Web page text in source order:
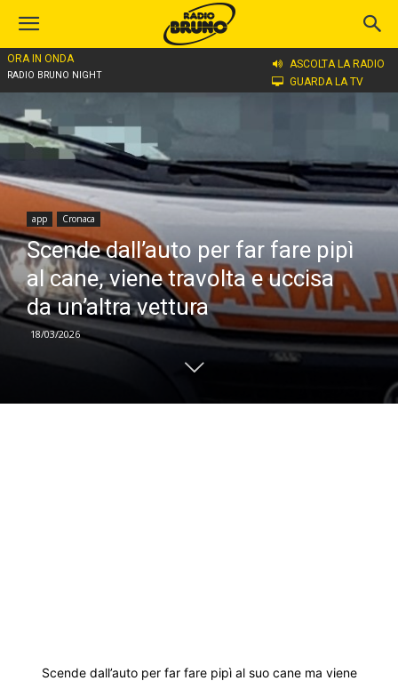
ORA IN ONDA
RADIO BRUNO NIGHT
ASCOLTA LA RADIO
GUARDA LA TV
Home
app Cronaca
Scende dall’auto per far fare pipì
al cane, viene travolta e uccisa
da un’altra vettura
18/03/2026
Scende dall’auto per far fare pipì al suo cane ma viene